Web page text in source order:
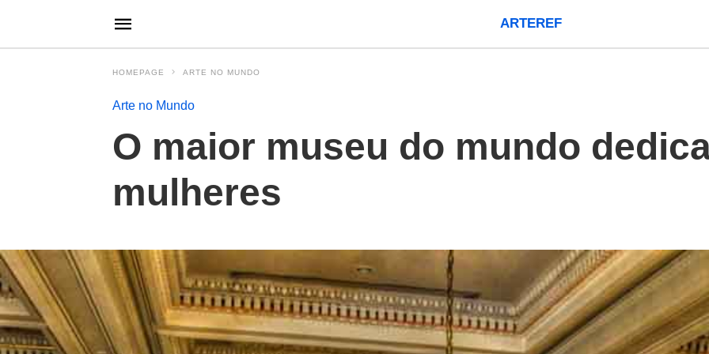
ARTEREF
HOMEPAGE ARTE NO MUNDO
Arte no Mundo
O maior museu do mundo
mulheres